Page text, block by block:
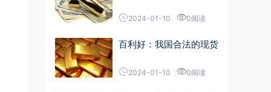
2024-01-10 0阅读
百利好：我国合法的现货
2024-01-10 0阅读